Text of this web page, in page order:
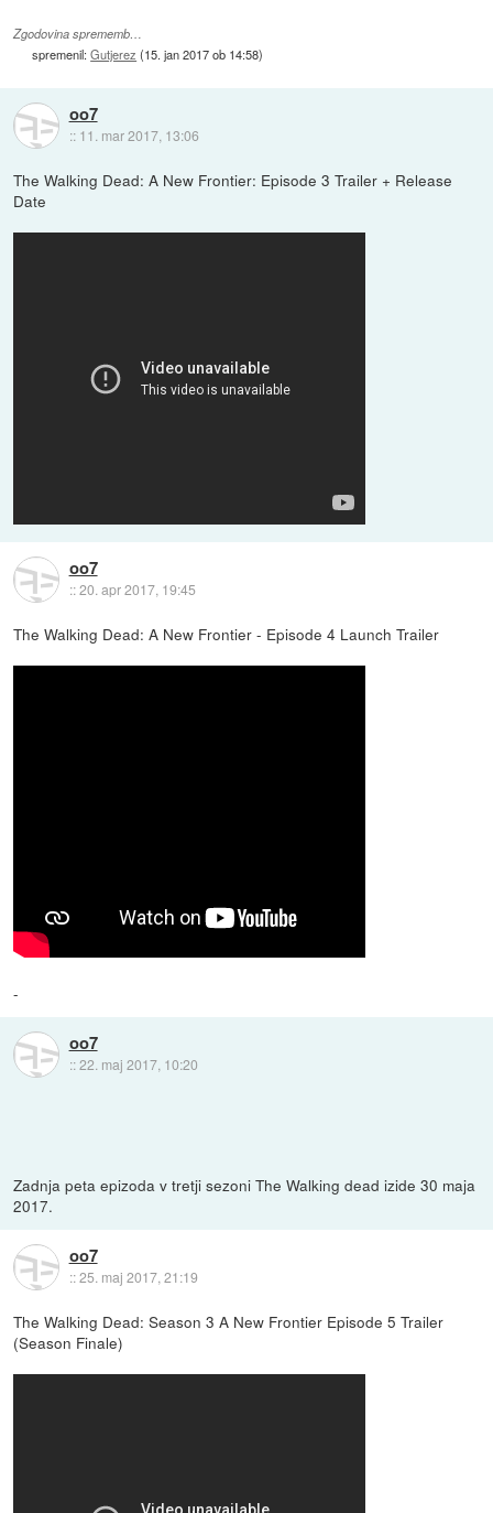
Zgodovina sprememb…
spremenil:Gutjerez (15. jan 2017 ob 14:58)
oo7
:: 11. mar 2017, 13:06
The Walking Dead: A New Frontier: Episode 3 Trailer + Release
Date
oo7
::20. apr 2017, 19:45
The Walking Dead: A New Frontier - Episode 4 Launch Trailer
-
oo7
::22. maj 2017, 10:20
Zadnja peta epizoda v tretji sezoni The Walking dead izide 30 maja
2017.
oo7
::25. maj 2017, 21:19
The Walking Dead: Season 3 A New Frontier Episode 5 Trailer
(Season Finale)